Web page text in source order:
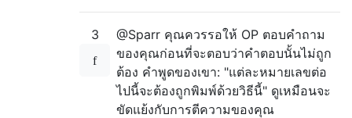
3
@Sparr คุณควรรอให้ OP ตอบคำถาม
ของคุณก่อนที่จะตอบว่าคำตอบนั้นไม่ถูก
ต้อง คำพูดของเขา: "แต่ละหมายเลขต่อ
ไปนี้จะต้องถูกพิมพ์ด้วยวิธีนี้" ดูเหมือนจะ
ขัดแย้งกับการตีความของคุณ